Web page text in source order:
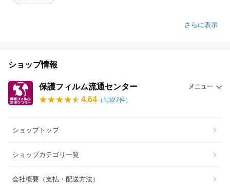
さらに表示
ショップ情報
保護フィルム流通センター メニュー
4.64 （ 1,327件）
ショップトップ
ショップカテゴリ一覧
会社概要（支払・配送方法）